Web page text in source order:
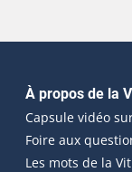
À propos de la
Capsule vidéo
Foire aux
Les mots de la